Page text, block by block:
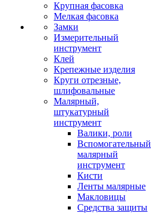
Крупная фасовка
Мелкая фасовка
Замки
Измерительный
инструмент
Клей
Крепежные изделия
Круги отрезные,
шлифовальные
Малярный,
штукатурный
инструмент
Валики, роли
Вспомогательный
малярный
инструмент
Кисти
Ленты малярные
Макловицы
Средства защиты